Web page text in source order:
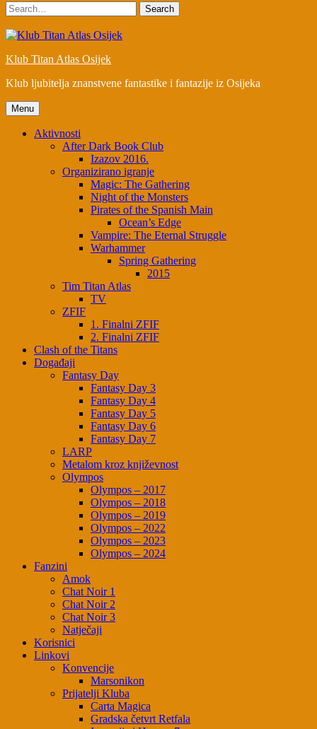
Search
Klub Titan Atlas Osijek
Klub ljubitelja znanstvene fantastike i fantazije iz Osijeka
Menu
Aktivnosti
After Dark Book Club
Izazov 2016.
Organizirano igranje
Magic: The Gathering
Night of the Monsters
Pirates of the Spanish Main
Ocean’s Edge
Vampire: The Eternal Struggle
Warhammer
Spring Gathering
2015
Tim Titan Atlas
TV
ZFIF
1. Finalni ZFIF
2. Finalni ZFIF
Clash of the Titans
Događaji
Fantasy Day
Fantasy Day 3
Fantasy Day 4
Fantasy Day 5
Fantasy Day 6
Fantasy Day 7
LARP
Metalom kroz književnost
Olympos
Olympos – 2017
Olympos – 2018
Olympos – 2019
Olympos – 2022
Olympos – 2023
Olympos – 2024
Fanzini
Amok
Chat Noir 1
Chat Noir 2
Chat Noir 3
Natječaji
Korisnici
Linkovi
Konvencije
Marsonikon
Prijatelji Kluba
Carta Magica
Gradska četvrt Retfala